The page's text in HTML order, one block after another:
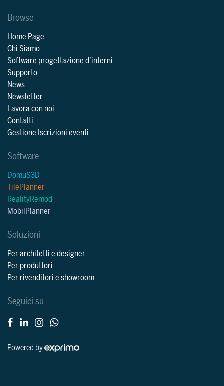
Browse
Home Page
Chi Siamo
Software progettazione d’interni
Supporto
News
Newsletter
Lavora con noi
Contatti
Gestione Iscrizioni eventi
Software
DomuS3D
TilePlanner
RealityRemod
MobilPlanner
Soluzioni
Per architetti e designer
Per produttori
Per rivenditori e showroom
Seguici su
Powered by